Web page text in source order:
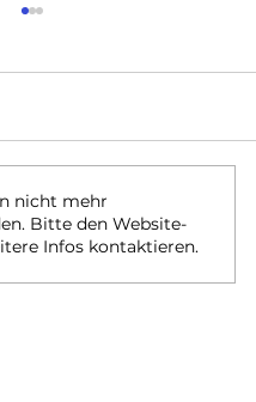
TRGS 519:
nicht mehr
Bitte den Website-
Infos kontaktieren.